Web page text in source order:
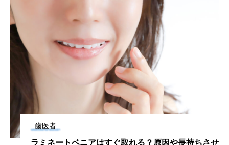
歯医者
ラミネートベニアはすぐ取れる？原因や長持ちさせ